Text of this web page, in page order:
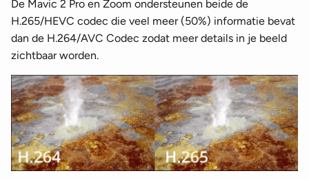
De Mavic 2 Pro en Zoom ondersteunen beide de
H.265/HEVC codec die veel meer (50%) informatie bevat
dan de H.264/AVC Codec zodat meer details in je beeld
zichtbaar worden.